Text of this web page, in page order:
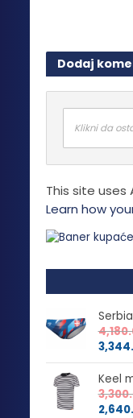
Dodaj
Klikni da
This site
Learn how
Keel